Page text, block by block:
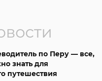
по Перу — все,
знать для
путешествия